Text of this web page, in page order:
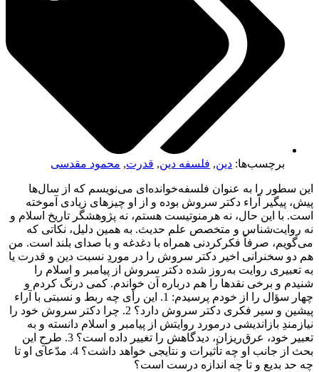
برچسب‌ها: دین, فلسفه دین, قدرت, محمود مقدسی
این سطور را به عنوان فلسفه‌خوانده‌ای می‌نویسم که از سال‌ها
پیش، پیگیر آراء دکتر سروش بوده و از او چیزهای زیادی آموخته
است. با این حال، نه هرمنوتیست هستم، نه پژوهشگر تاریخ اسلام و
نه روایت‌شناس و متخصص علم حدیث. به همین دلیل، نکاتی که
می‌گویم، صرفاً فکرکردنی همراه با دغدغه و با صدای بلند است. من
هم دو سخنرانی اخیر دکتر سروش را در موردِ نسبت دین و قدرت یا
به تعبیری روایت به‌رو‌ز شده دکتر سروش از پیامبر و اسلام را
شنیدم و برخی نقدها را هم درباره آن خواندم. کمی درنگ کردم و
چهار سؤال را از خودم پرسیدم: 1. این رأی چه ربط و نسبتی با آراء
پیشین و سیر فکری دکتر سروش دارد؟ 2. چرا دکتر سروش خود را
نیازمندِ بازاندیشی درمورد روایتش از پیامبر و اسلام دانسته و به
تعبیر خود، عرق‌ریزان، دیدگاهش را تغییر داده است؟ 3. طرحِ این
بحث از جانب او چه تأثیرات و نتایجی خواهد داشت؟ 4. مدّعای او تا
چه حد بدیع و تا چه اندازه درست است؟